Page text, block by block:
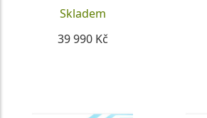
Skladem
39 990 Kč